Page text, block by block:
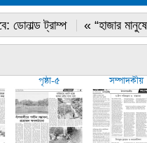
ডোনাল্ড ট্রাম্প « “হাজার
পৃষ্ঠা-৫ সম্পাদকীয়